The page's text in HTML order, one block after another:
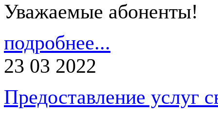
Уважаемые абоненты!
подробнее...
23 03 2022
Предоставление услуг